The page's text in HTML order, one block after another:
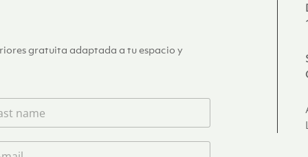
gratuita adaptada a tu espacio y